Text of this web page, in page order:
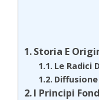
Storia E
Le Radici
I Principi